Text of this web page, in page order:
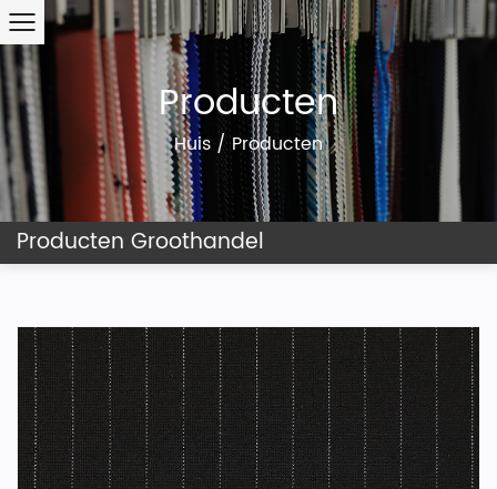
Producten
Huis /Producten
Producten Groothandel